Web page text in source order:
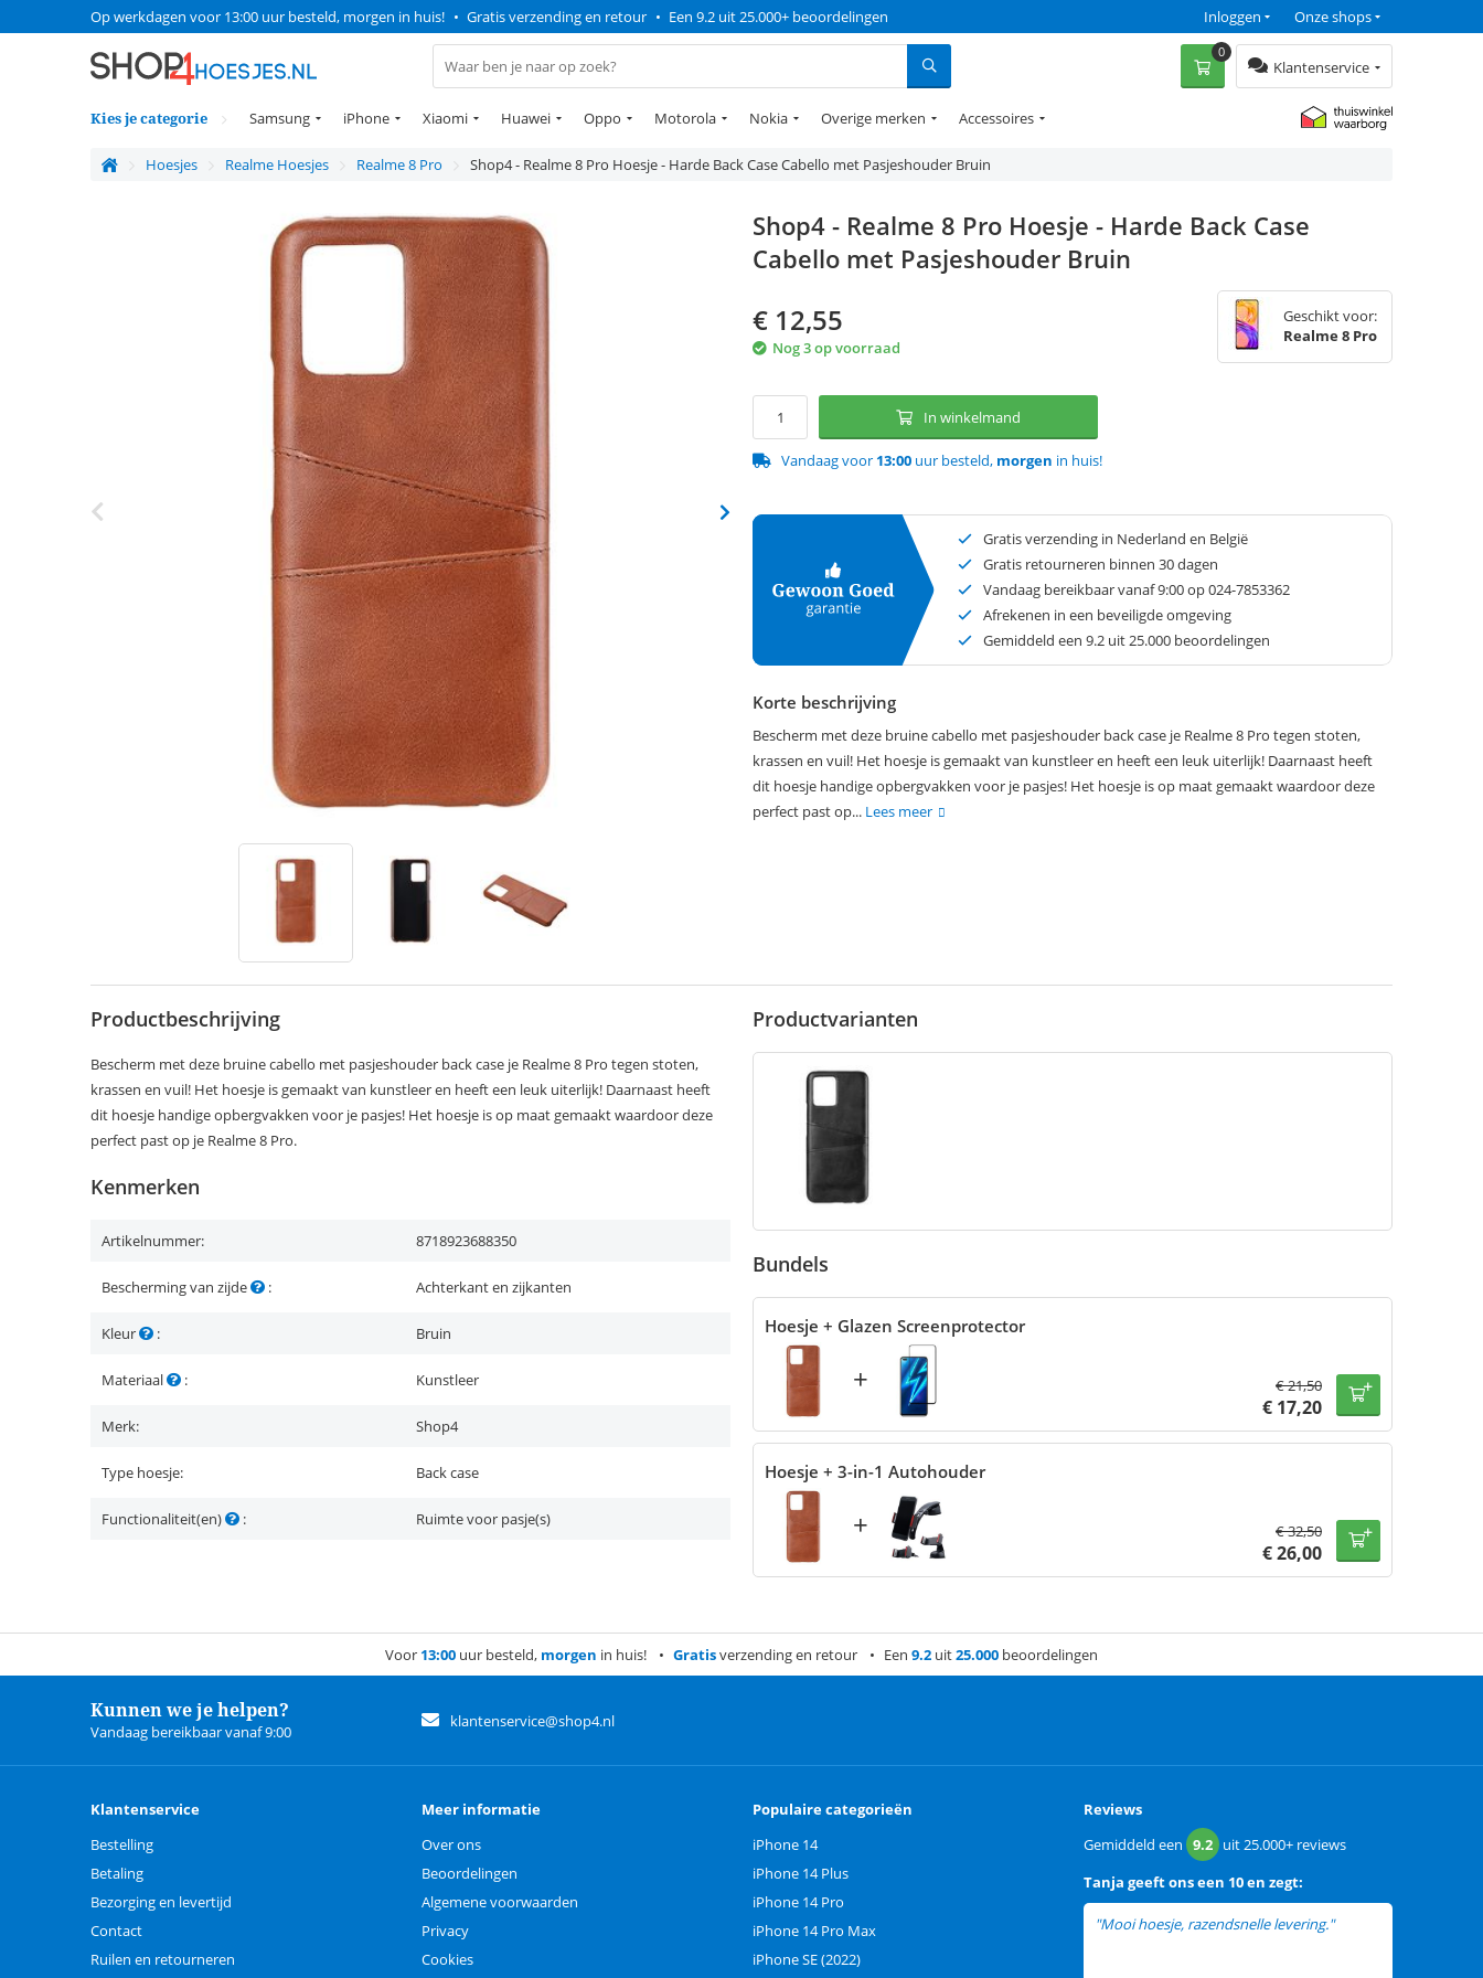
Op werkdagen voor 13:00 uur besteld, morgen in huis! • Gratis verzending en retour • Een 9.2 uit 25.000+ beoordelingen Onze shops
Inloggen
Klantenservice
0
Kies je categorie Samsung iPhone Xiaomi Huawei Oppo Motorola Nokia Overige merken Accessoires
Hoesjes Realme Hoesjes Realme 8 Pro Shop4 - Realme 8 Pro Hoesje - Harde Back Case Cabello met Pasjeshouder Bruin
Shop4 - Realme 8 Pro Hoesje - Harde Back Case
Cabello met Pasjeshouder Bruin
€ 12,55
Nog 3 op voorraad
Geschikt voor:
Realme 8 Pro
In winkelmand
Vandaag voor 13:00 uur besteld, morgen in huis!
Gratis verzending in Nederland en België
Gratis retourneren binnen 30 dagen
Vandaag bereikbaar vanaf 9:00 op 024-7853362
Afrekenen in een beveiligde omgeving
Gemiddeld een 9.2 uit 25.000 beoordelingen
Korte beschrijving
Bescherm met deze bruine cabello met pasjeshouder back case je Realme 8 Pro tegen stoten,
krassen en vuil! Het hoesje is gemaakt van kunstleer en heeft een leuk uiterlijk! Daarnaast heeft
dit hoesje handige opbergvakken voor je pasjes! Het hoesje is op maat gemaakt waardoor deze
perfect past op... Lees meer
Productbeschrijving
Bescherm met deze bruine cabello met pasjeshouder back case je Realme 8 Pro tegen stoten,
krassen en vuil! Het hoesje is gemaakt van kunstleer en heeft een leuk uiterlijk! Daarnaast heeft
dit hoesje handige opbergvakken voor je pasjes! Het hoesje is op maat gemaakt waardoor deze
perfect past op je Realme 8 Pro.
Kenmerken
Artikelnummer: 8718923688350
Bescherming van zijde : Achterkant en zijkanten
Kleur : Bruin
Materiaal : Kunstleer
Merk: Shop4
Type hoesje: Back case
Functionaliteit(en) : Ruimte voor pasje(s)
Productvarianten
Bundels
Hoesje + Glazen Screenprotector
+ €21,50
€ 17,20
Hoesje + 3-in-1 Autohouder
+ €32,50
€26,00
Voor 13:00 uur besteld, morgen in huis! Gratisverzending en retour Een 9.2 uit25.000 beoordelingen
Kunnen we je helpen?
Vandaag bereikbaar vanaf 9:00
klantenservice@shop4.nl
Klantenservice
Bestelling
Betaling
Bezorging en levertijd
Contact
Ruilen en retourneren
Meer informatie
Over ons
Beoordelingen
Algemene voorwaarden
Privacy
Cookies
Populaire categorieën
iPhone 14
iPhone 14 Plus
iPhone 14 Pro
iPhone 14 Pro Max
iPhone SE (2022)
Reviews
Gemiddeld een 9.2 uit25.000+ reviews
Tanja geeft ons een 10 en zegt:
"Mooi hoesje, razendsnelle levering."